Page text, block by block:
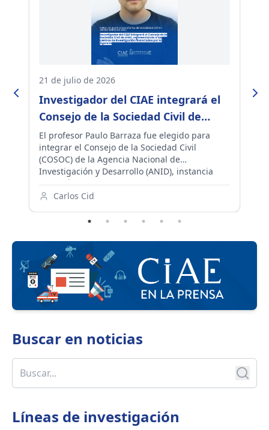
21 de julio de 2026
Investigador del CIAE integrará el
Consejo de la Sociedad Civil de
ANID, instancia que aporta a las
políticas de ciencia e investigación
del país
El profesor Paulo Barraza fue elegido para
integrar el Consejo de la Sociedad Civil
(COSOC) de la Agencia Nacional de
Investigación y Desarrollo (ANID), instancia
que reúne a representantes de universidades,
organizaciones de la sociedad civil y centros
participación ciudadana en las políticas,
Agencia.
Carlos Cid
Buscar en noticias
Líneas de investigación